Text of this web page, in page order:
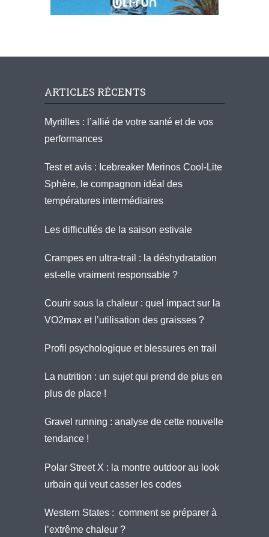
ARTICLES RÉCENTS
Myrtilles : l’allié de votre santé et de vos
performances
Test et avis : Icebreaker Merinos Cool-Lite
Sphère, le compagnon idéal des
températures intermédiaires
Les difficultés de la saison estivale
Crampes en ultra-trail : la déshydratation
est-elle vraiment responsable ?
Courir sous la chaleur : quel impact sur la
VO2max et l’utilisation des graisses ?
Profil psychologique et blessures en trail
La nutrition : un sujet qui prend de plus en
plus de place !
Gravel running : analyse de cette nouvelle
tendance !
Polar Street X : la montre outdoor au look
urbain qui veut casser les codes
Western States : comment se préparer à
l’extrême chaleur ?